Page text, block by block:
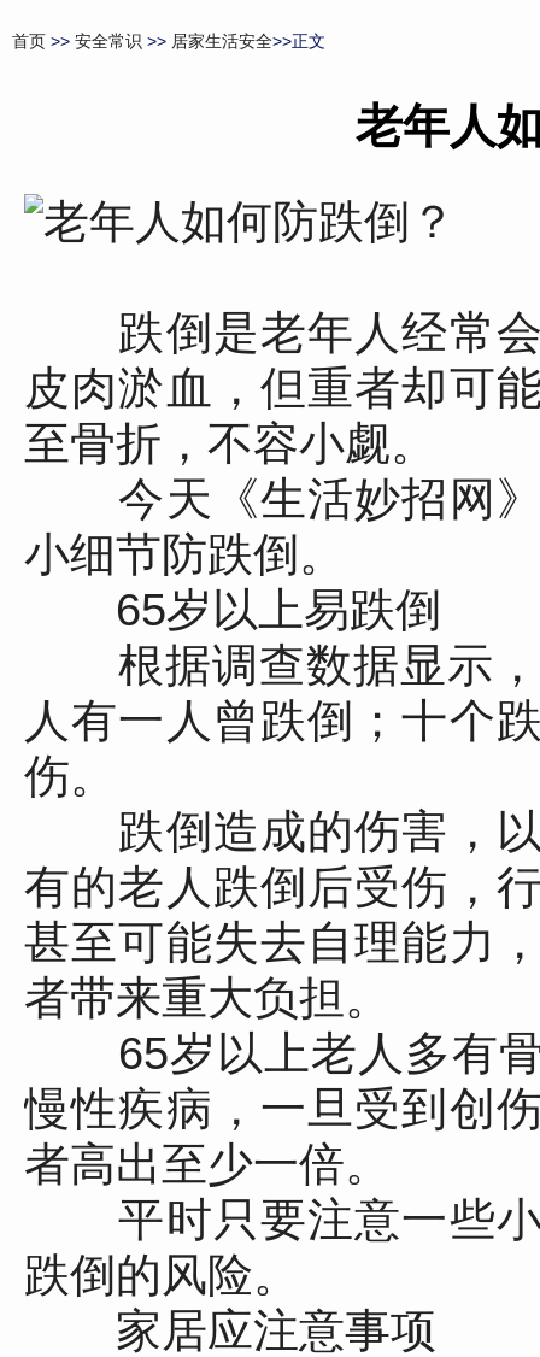
首页 >> 安全常识 >> 居家生活安全>>正文
老年人
跌倒是老年人经常会
皮肉淤血，但重者却可
至骨折，不容小觑。
今天《生活妙招网》
小细节防跌倒。
65岁以上易跌倒
根据调查数据显示，
人有一人曾跌倒；十个
伤。
跌倒造成的伤害，以
有的老人跌倒后受伤，
甚至可能失去自理能力
者带来重大负担。
65岁以上老人多有骨
慢性疾病，一旦受到创
者高出至少一倍。
平时只要注意一些小
跌倒的风险。
家居应注意事项